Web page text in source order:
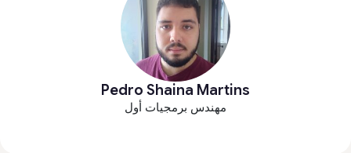
Pedro Shaina Martins
مهندس برمجيات أول